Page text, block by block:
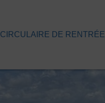
CIRCULAIRE DE RENTRÉE